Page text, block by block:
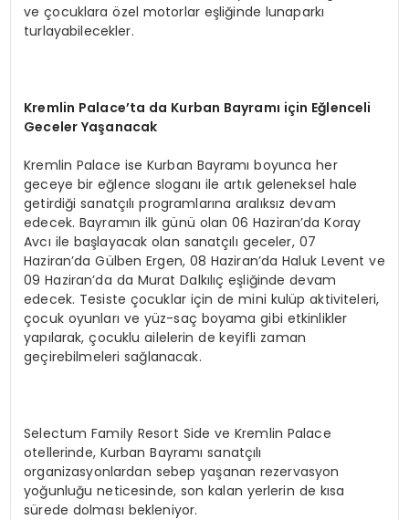
ve çocuklara özel motorlar eşliğinde lunaparkı
turlayabilecekler.
Kremlin Palace’ta da Kurban Bayramı için Eğlenceli
Geceler Yaşanacak
Kremlin Palace ise Kurban Bayramı boyunca her
geceye bir eğlence sloganı ile artık geleneksel hale
getirdiği sanatçılı programlarına aralıksız devam
edecek. Bayramın ilk günü olan 06 Haziran’da Koray
Avcı ile başlayacak olan sanatçılı geceler, 07
Haziran’da Gülben Ergen, 08 Haziran’da Haluk Levent ve
09 Haziran’da da Murat Dalkılıç eşliğinde devam
edecek. Tesiste çocuklar için de mini kulüp aktiviteleri,
çocuk oyunları ve yüz-saç boyama gibi etkinlikler
yapılarak, çocuklu ailelerin de keyifli zaman
geçirebilmeleri sağlanacak.
Selectum Family Resort Side ve Kremlin Palace
otellerinde, Kurban Bayramı sanatçılı
organizasyonlardan sebep yaşanan rezervasyon
yoğunluğu neticesinde, son kalan yerlerin de kısa
sürede dolması bekleniyor.